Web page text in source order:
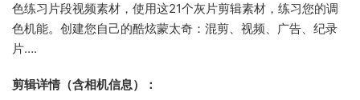
色练习片段视频素材，使用这21个灰片剪辑素材，练习您的调
色机能。创建您自己的酷炫蒙太奇：混剪、视频、广告、纪录
片….
剪辑详情（含相机信息）：